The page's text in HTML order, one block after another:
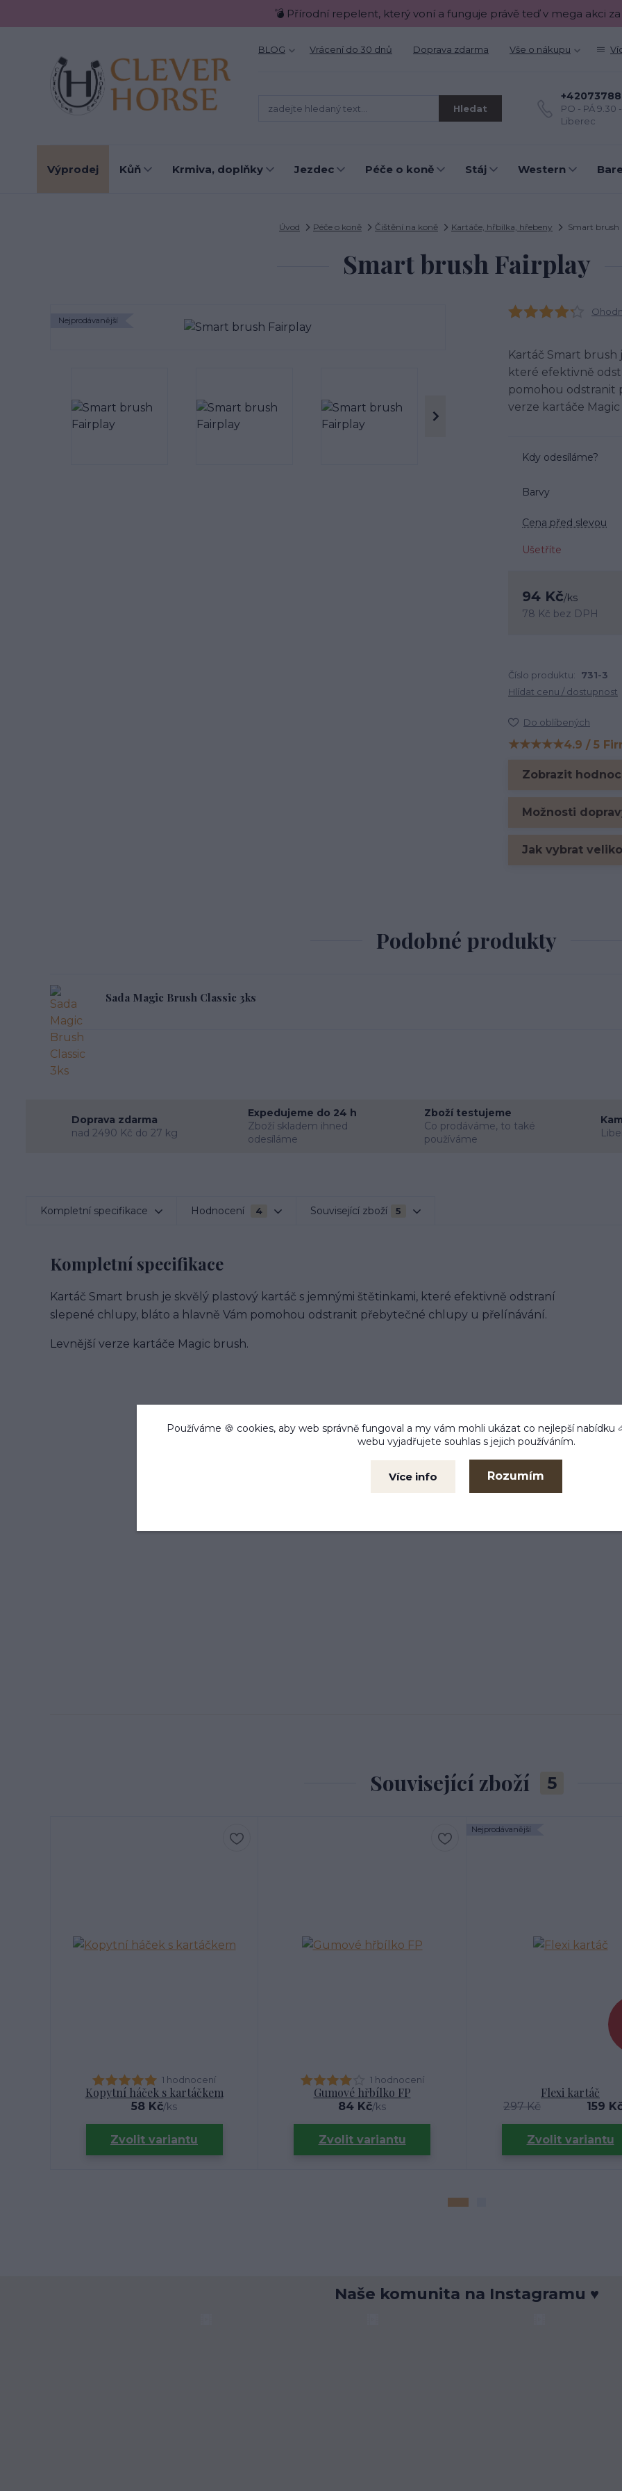
💣 Přírodní repelent, který voní a funguje právě teď v mega akci za
BLOG Vrácení do 30 dnů Doprava zdarma Vše o nákupu
Hledat
PO - PÁ 9.30
Liberec
Výprodej Kůň Krmiva, doplňky Jezdec Péče o koně Stáj Western
Úvod Péče o koně Čištění na koně Kartáče, hřbílka, hřebeny Smart brush
Smart brush Fairplay
Nejprodávanější
Kartáč Smart brush
které efektivně
pomohou odstranit
verze kartáče
Kdy odesíláme?
Barvy
Cena před slevou
Ušetříte
94 Kč/ks
78 Kč bez DPH
Číslo produktu: 731-3
Hlídat cenu / dostupnost
Do oblíbených
Hodnocení na
★★★★★4.9 / 5
Zobrazit
Možnosti
Jak vybrat
Podobné produkty
Sada Magic Brush Classic 3ks
Doprava zdarma
nad 2490 Kč do 27 kg
Expedujeme do 24 h
Zboží skladem ihned
odesíláme
Zboží testujeme
Co prodáváme, to také
používáme
Kompletní specifikace Hodnocení 4 Související zboží 5
Kompletní specifikace
Kartáč Smart brush je skvělý plastový kartáč s jemnými štětinkami, které efektivně odstraní
slepené chlupy, bláto a hlavně Vám pomohou odstranit přebytečné chlupy u přelínávání.
Levnější verze kartáče Magic brush.
Související zboží 5
1 hodnocení
Kopytní háček s kartáčkem
58 Kč/ks
Zvolit variantu
1 hodnocení
Gumové hřbílko FP
84 Kč/ks
Zvolit variantu
Nejprodávanější
Flexi kartáč
297 Kč 159
Zvolit variantu
Naše komunita na Instagramu ♥
Používáme 🍪 cookies, aby web správně fungoval a my vám mohli ukázat co nejlepší nabídku
webu vyjadřujete souhlas s jejich používáním.
Více info Rozumím